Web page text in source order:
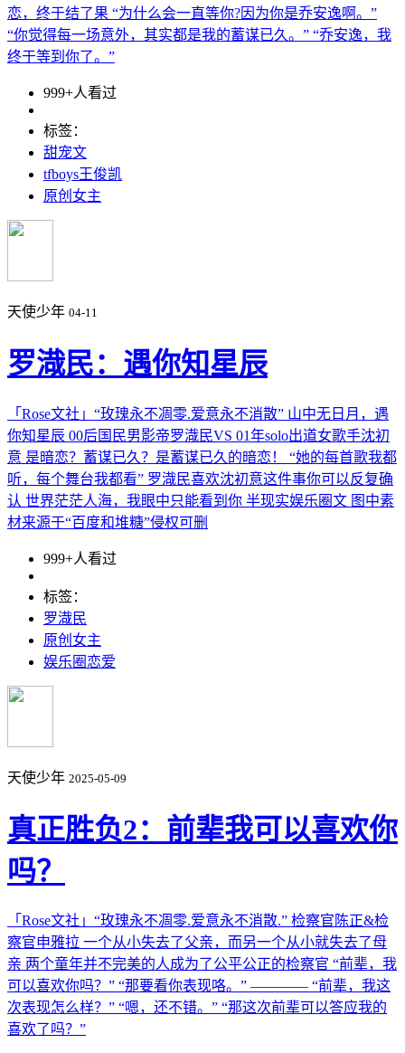
恋，终于结了果 “为什么会一直等你?因为你是乔安逸啊。”
“你觉得每一场意外，其实都是我的蓄谋已久。” “乔安逸，我
终于等到你了。”
999+人看过
标签：
甜宠文
tfboys王俊凯
原创女主
天使少年 04-11
罗渽民：遇你知星辰
「Rose文社」“玫瑰永不凋零.爱意永不消散” 山中无日月，遇
你知星辰 00后国民男影帝罗渽民VS 01年solo出道女歌手沈初
意 是暗恋？蓄谋已久？是蓄谋已久的暗恋！ “她的每首歌我都
听，每个舞台我都看” 罗渽民喜欢沈初意这件事你可以反复确
认 世界茫茫人海，我眼中只能看到你 半现实娱乐圈文 图中素
材来源于“百度和堆糖”侵权可删
999+人看过
标签：
罗渽民
原创女主
娱乐圈恋爱
天使少年 2025-05-09
真正胜负2：前辈我可以喜欢你
吗？
「Rose文社」“玫瑰永不凋零.爱意永不消散.” 检察官陈正&检
察官申雅拉 一个从小失去了父亲，而另一个从小就失去了母
亲 两个童年并不完美的人成为了公平公正的检察官 “前辈，我
可以喜欢你吗？” “那要看你表现咯。” ———— “前辈，我这
次表现怎么样？” “嗯，还不错。” “那这次前辈可以答应我的
喜欢了吗？”